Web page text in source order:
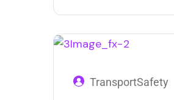
TransportSafety